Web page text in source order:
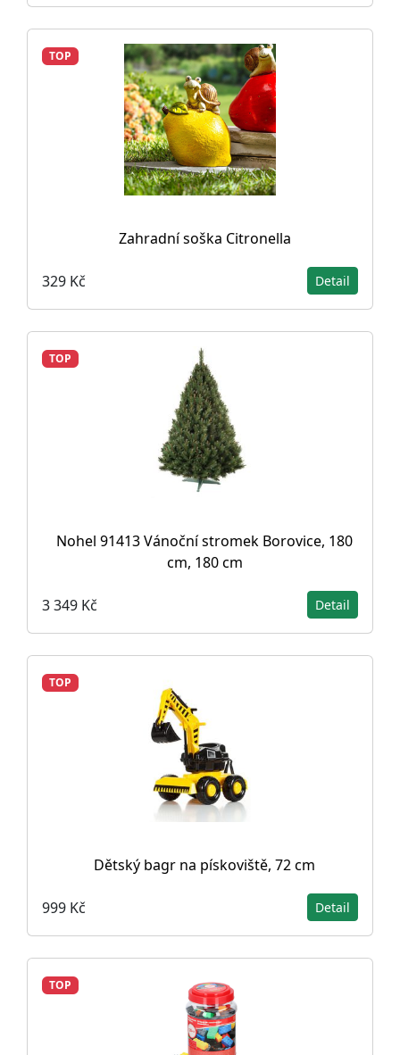
TOP
Zahradní soška Citronella
329 Kč Detail
TOP
Nohel 91413 Vánoční stromek Borovice, 180
cm, 180 cm
3 349 Kč Detail
TOP
Dětský bagr na pískoviště, 72 cm
999 Kč Detail
TOP